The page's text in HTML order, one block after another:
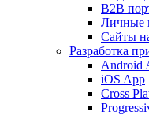
B2B
Личные
Сайты
Разработка
Android
iOS App
Cross